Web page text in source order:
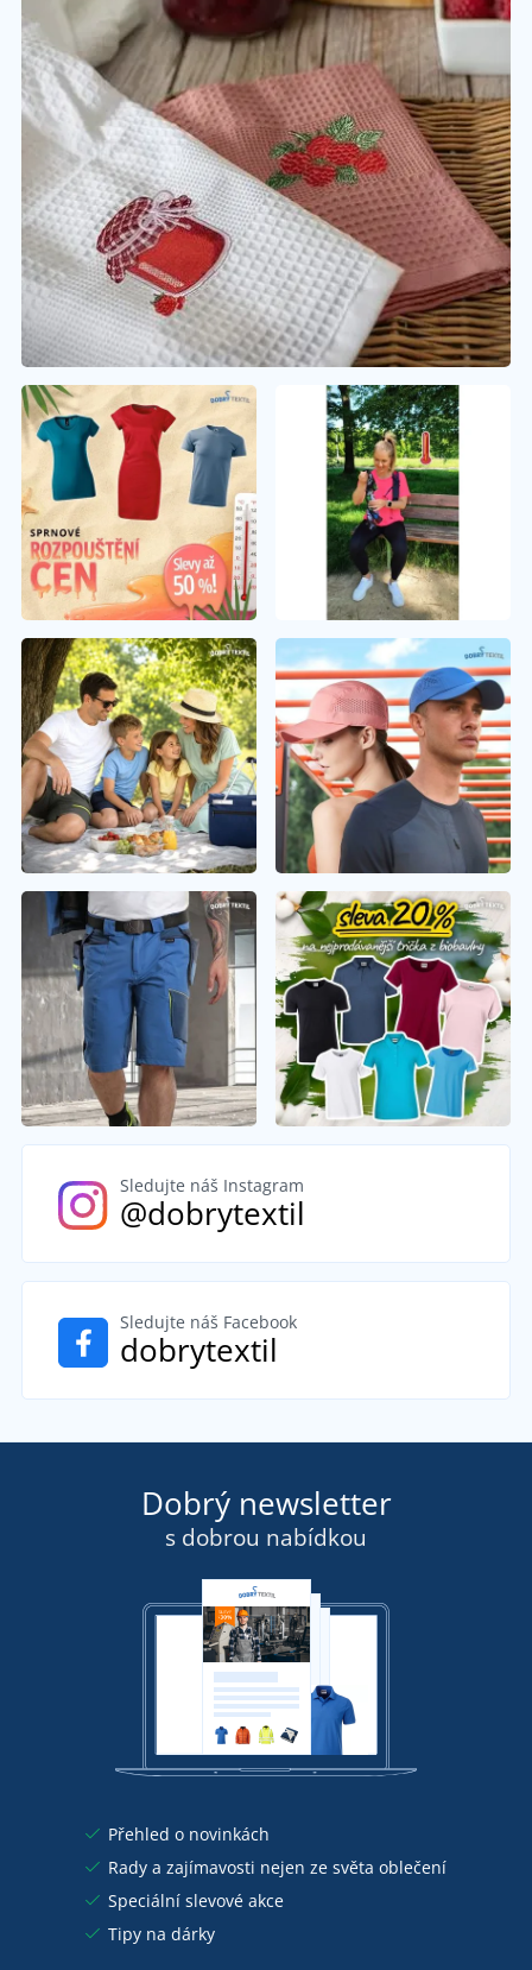
Sledujte náš Instagram
@dobrytextil
Sledujte náš Facebook
dobrytextil
Dobrý newsletter
s dobrou nabídkou
Přehled o novinkách
Rady a zajímavosti nejen ze světa oblečení
Speciální slevové akce
Tipy na dárky